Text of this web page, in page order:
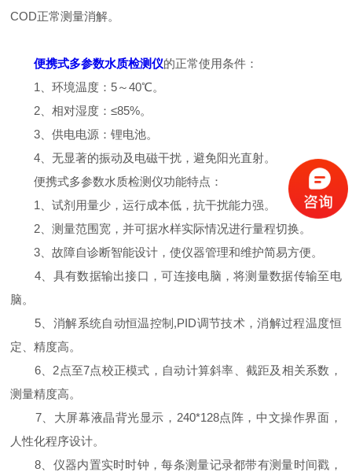
COD正常测量消解。
便携式多参数水质检测仪的正常使用条件：
1、环境温度：5～40℃。
2、相对湿度：≤85%。
3、供电电源：锂电池。
4、无显著的振动及电磁干扰，避免阳光直射。
便携式多参数水质检测仪功能特点：
1、试剂用量少，运行成本低，抗干扰能力强。
2、测量范围宽，并可据水样实际情况进行量程切换。
3、故障自诊断智能设计，使仪器管理和维护简易方便。
4、具有数据输出接口，可连接电脑，将测量数据传输至电
脑。
5、消解系统自动恒温控制,PID调节技术，消解过程温度恒
定、精度高。
6、2点至7点校正模式，自动计算斜率、截距及相关系数，
测量精度高。
7、大屏幕液晶背光显示，240*128点阵，中文操作界面，
人性化程序设计。
8、仪器内置实时时钟，每条测量记录都带有测量时间戳，